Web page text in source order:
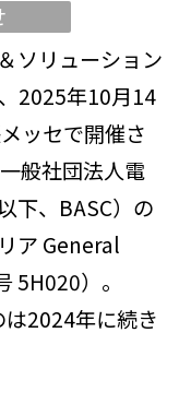
ソリューション
2025年10月14
ッセで開催さ
般社団法人電
下、BASC）の
ア General
5H020）。
は2024年に続き